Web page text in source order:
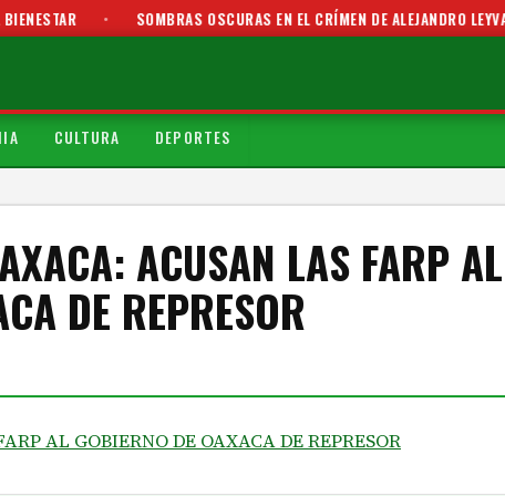
SOMBRAS OSCURAS EN EL CRÍMEN DE ALEJANDRO LEYVA
CULTURA DEPORTES
ACUSAN LAS FARP AL
DE REPRESOR
AL GOBIERNO DE OAXACA DE REPRESOR